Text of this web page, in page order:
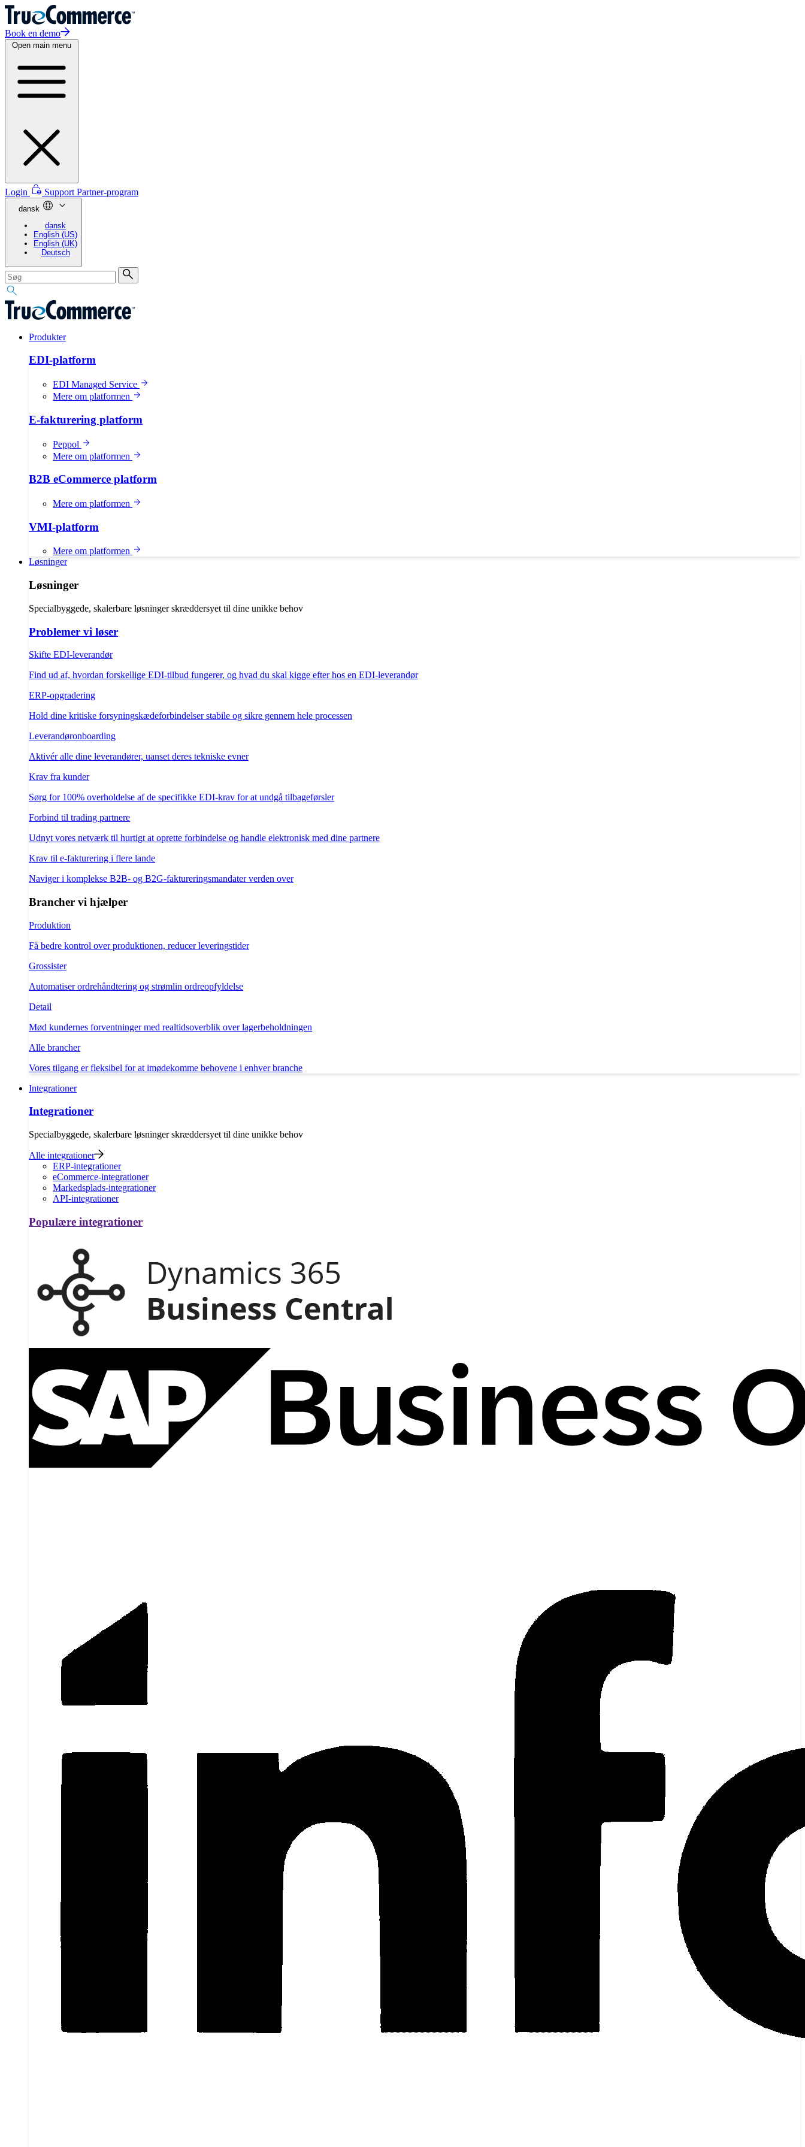
Book en demo
Open main menu
Login Support Partner-program
dansk
dansk
English (US)
English (UK)
Deutsch
Produkter
EDI-platform
EDI Managed Service
Mere om platformen
E-fakturering platform
Peppol
Mere om platformen
B2B eCommerce platform
Mere om platformen
VMI-platform
Mere om platformen
Løsninger
Løsninger
Specialbyggede, skalerbare løsninger skræddersyet til dine unikke behov
Problemer vi løser
Skifte EDI-leverandør
Find ud af, hvordan forskellige EDI-tilbud fungerer, og hvad du skal kigge efter hos en EDI-leverandør
ERP-opgradering
Hold dine kritiske forsyningskædeforbindelser stabile og sikre gennem hele processen
Leverandøronboarding
Aktivér alle dine leverandører, uanset deres tekniske evner
Krav fra kunder
Sørg for 100% overholdelse af de specifikke EDI-krav for at undgå tilbageførsler
Forbind til trading partnere
Udnyt vores netværk til hurtigt at oprette forbindelse og handle elektronisk med dine partnere
Krav til e-fakturering i flere lande
Naviger i komplekse B2B- og B2G-faktureringsmandater verden over
Brancher vi hjælper
Produktion
Få bedre kontrol over produktionen, reducer leveringstider
Grossister
Automatiser ordrehåndtering og strømlin ordreopfyldelse
Detail
Mød kundernes forventninger med realtidsoverblik over lagerbeholdningen
Alle brancher
Vores tilgang er fleksibel for at imødekomme behovene i enhver branche
Integrationer
Integrationer
Specialbyggede, skalerbare løsninger skræddersyet til dine unikke behov
Alle integrationer
ERP-integrationer
eCommerce-integrationer
Markedsplads-integrationer
API-integrationer
Populære integrationer